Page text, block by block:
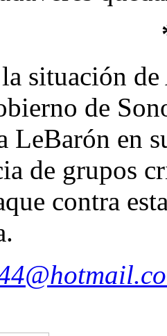
situación
de
en
de grupos
contra